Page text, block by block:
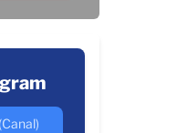
(Canal)